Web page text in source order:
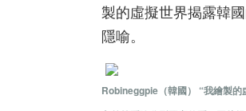
製的虛擬世界揭露韓
隱喻。
Robineggpie（韓國） “我繪製